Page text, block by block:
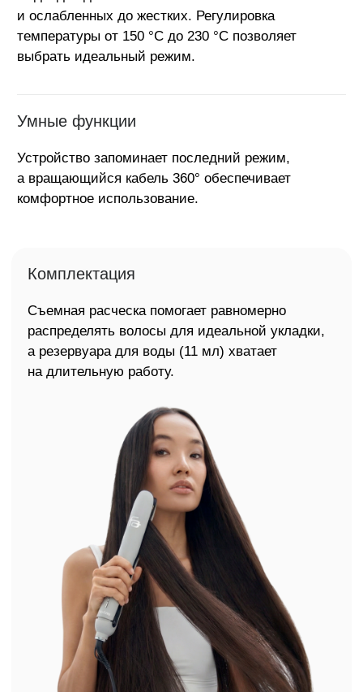
Фен-стайлер
Паровой выпрямитель
Аксессуар
LED-маска
Навигация